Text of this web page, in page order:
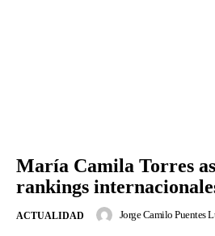
María Camila Torres
rankings
ACTUALIDAD Jorge Camilo Puentes